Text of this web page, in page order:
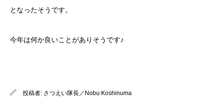
となったそうです。
今年は何か良いことがありそうです♪
投稿者: さつえい隊長／Nobu Koshinuma